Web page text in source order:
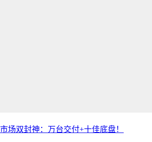
场双封神：万台交付+十佳底盘！